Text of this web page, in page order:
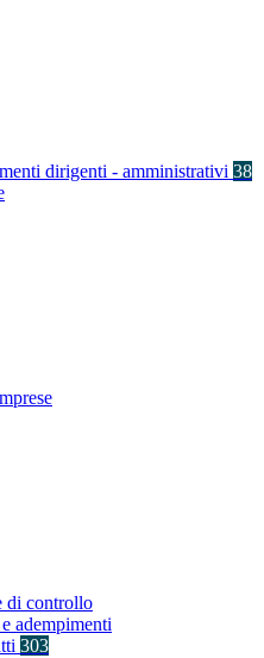
dirigenti - amministrativi 38
di controllo
adempimenti
303